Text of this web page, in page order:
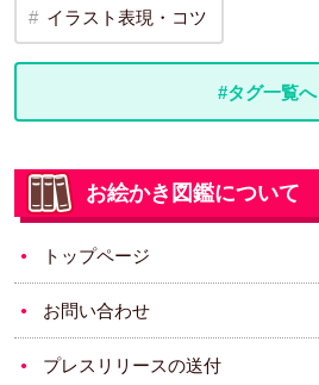
イラスト表現・コツ
#タグ一覧へ
お絵かき図鑑について
トップページ
お問い合わせ
プレスリリースの送付